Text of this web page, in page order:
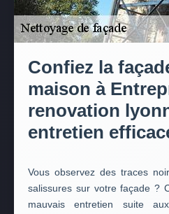
Confiez la
maison à
renovation
entretien
Vous observez des traces
salissures sur votre façade ?
mauvais entretien suite